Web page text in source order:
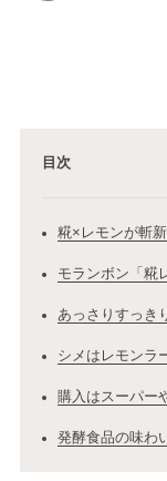
目次
糀×レモンが斬
モランボン「糀
あっさりすっき
シメはレモンラ
購入はスーパー
発酵食品の味わ